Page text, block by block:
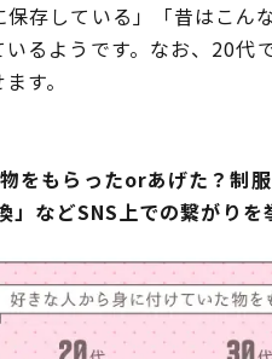
存している」「昔はこ
るようです。なお、20
す。
をもらったorあげた？制
などSNS上での繋がりを